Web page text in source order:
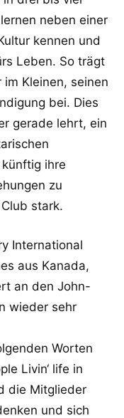
neben einer
kennen und
Leben. So trägt
Kleinen, seinen
bei. Dies
gerade lehrt, ein
ihre
zu
stark.
International
aus Kanada,
an den John-
wieder sehr
Worten
Livin‘ life in
die Mitglieder
und sich